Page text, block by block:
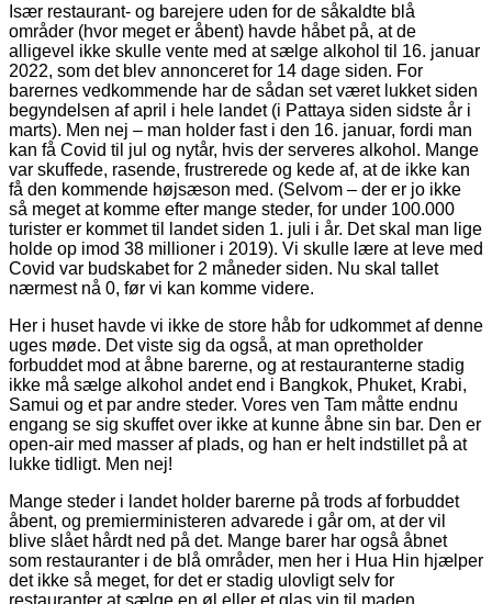
Især restaurant- og barejere uden for de såkaldte blå
områder (hvor meget er åbent) havde håbet på, at de
alligevel ikke skulle vente med at sælge alkohol til 16. januar
2022, som det blev annonceret for 14 dage siden. For
barernes vedkommende har de sådan set været lukket siden
begyndelsen af april i hele landet (i Pattaya siden sidste år i
marts). Men nej – man holder fast i den 16. januar, fordi man
kan få Covid til jul og nytår, hvis der serveres alkohol. Mange
var skuffede, rasende, frustrerede og kede af, at de ikke kan
få den kommende højsæson med. (Selvom – der er jo ikke
så meget at komme efter mange steder, for under 100.000
turister er kommet til landet siden 1. juli i år. Det skal man lige
holde op imod 38 millioner i 2019). Vi skulle lære at leve med
Covid var budskabet for 2 måneder siden. Nu skal tallet
nærmest nå 0, før vi kan komme videre.
Her i huset havde vi ikke de store håb for udkommet af denne
uges møde. Det viste sig da også, at man opretholder
forbuddet mod at åbne barerne, og at restauranterne stadig
ikke må sælge alkohol andet end i Bangkok, Phuket, Krabi,
Samui og et par andre steder. Vores ven Tam måtte endnu
engang se sig skuffet over ikke at kunne åbne sin bar. Den er
open-air med masser af plads, og han er helt indstillet på at
lukke tidligt. Men nej!
Mange steder i landet holder barerne på trods af forbuddet
åbent, og premierministeren advarede i går om, at der vil
blive slået hårdt ned på det. Mange barer har også åbnet
som restauranter i de blå områder, men her i Hua Hin hjælper
det ikke så meget, for det er stadig ulovligt selv for
restauranter at sælge en øl eller et glas vin til maden.